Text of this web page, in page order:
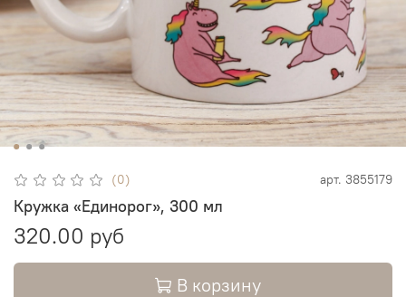
(0) арт. 3855179
Кружка «Единорог», 300 мл
320.00 руб
В корзину